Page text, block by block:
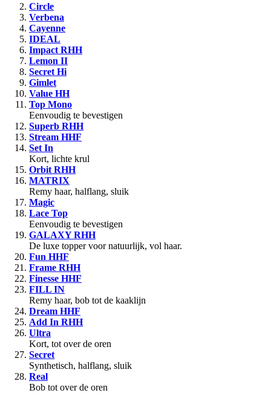
Circle
Verbena
Cayenne
IDEAL
Impact RHH
Lemon II
Secret Hi
Gimlet
Value HH
Top Mono
Eenvoudig te bevestigen
Superb RHH
Stream HHF
Set In
Kort, lichte krul
Orbit RHH
MATRIX
Remy haar, halflang, sluik
Magic
Lace Top
Eenvoudig te bevestigen
GALAXY RHH
De luxe topper voor natuurlijk, vol haar.
Fun HHF
Frame RHH
Finesse HHF
FILL IN
Remy haar, bob tot de kaaklijn
Dream HHF
Add In RHH
Ultra
Kort, tot over de oren
Secret
Synthetisch, halflang, sluik
Real
Bob tot over de oren